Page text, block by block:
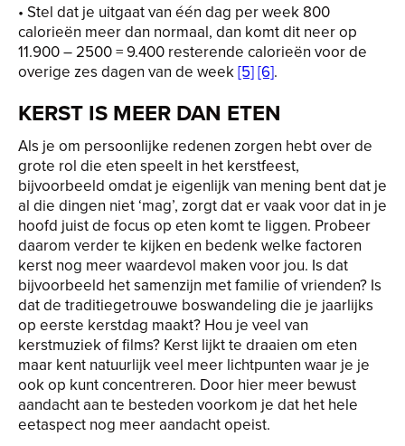
• Stel dat je uitgaat van één dag per week 800
calorieën meer dan normaal, dan komt dit neer op
11.900 – 2500 = 9.400 resterende calorieën voor de
overige zes dagen van de week[5][6].
KERST IS MEER DAN ETEN
Als je om persoonlijke redenen zorgen hebt over de
grote rol die eten speelt in het kerstfeest,
bijvoorbeeld omdat je eigenlijk van mening bent dat je
al die dingen niet ‘mag’, zorgt dat er vaak voor dat in je
hoofd juist de focus op eten komt te liggen. Probeer
daarom verder te kijken en bedenk welke factoren
kerst nog meer waardevol maken voor jou. Is dat
bijvoorbeeld het samenzijn met familie of vrienden? Is
dat de traditiegetrouwe boswandeling die je jaarlijks
op eerste kerstdag maakt? Hou je veel van
kerstmuziek of films? Kerst lijkt te draaien om eten
maar kent natuurlijk veel meer lichtpunten waar je je
ook op kunt concentreren. Door hier meer bewust
aandacht aan te besteden voorkom je dat het hele
eetaspect nog meer aandacht opeist.